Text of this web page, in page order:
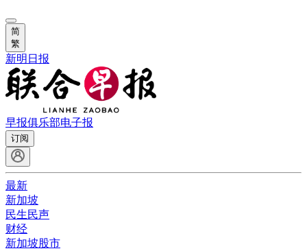
简
繁
新明日报
早报俱乐部电子报
订阅
最新
新加坡
民生民声
财经
新加坡股市